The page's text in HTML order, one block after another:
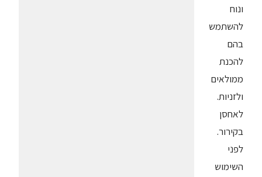
ונוח
להשתמש
בהם
להכנת
ממולאים
ולזניות.
לאחסן
בקירור.
לפני
השימוש